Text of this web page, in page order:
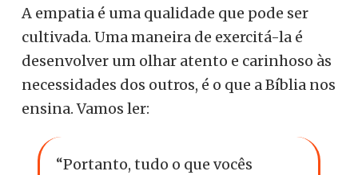
A empatia é uma qualidade que pode ser
cultivada. Uma maneira de exercitá-la é
desenvolver um olhar atento e carinhoso às
necessidades dos outros, é o que a Bíblia nos
ensina. Vamos ler:
“Portanto, tudo o que vocês